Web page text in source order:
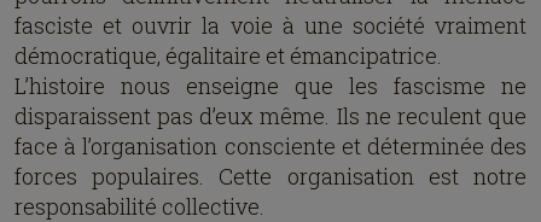
fasciste et ouvrir la voie à une société vraiment
démocratique, égalitaire et émancipatrice.
L’histoire nous enseigne que les fascisme ne
disparaissent pas d’eux même. Ils ne reculent que
face à l’organisation consciente et déterminée des
forces populaires. Cette organisation est notre
responsabilité collective.